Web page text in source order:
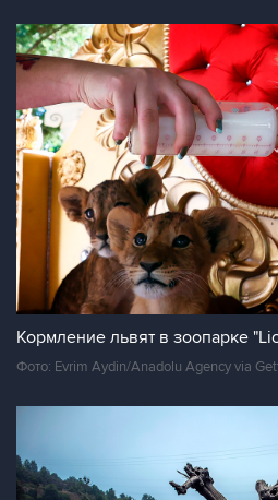
Кормление львят в зоопарке
Фото: Evrim Aydin/Anadolu Agency via